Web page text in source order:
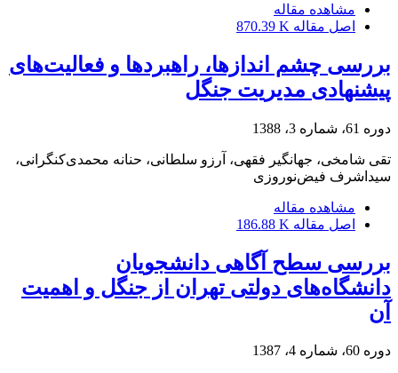
مشاهده مقاله
اصل مقاله 870.39 K
بررسی چشم اندازها، راهبردها و فعالیت‌های
پیشنهادی مدیریت جنگل
دوره 61، شماره 3، 1388
تقی شامخی، جهانگیر فقهی، آرزو سلطانی، حنانه محمدی‌کنگرانی،
سیداشرف فیض‌نوروزی
مشاهده مقاله
اصل مقاله 186.88 K
بررسی سطح آگاهی دانشجویان
دانشگاه‌های دولتی تهران از جنگل و اهمیت
آن
دوره 60، شماره 4، 1387